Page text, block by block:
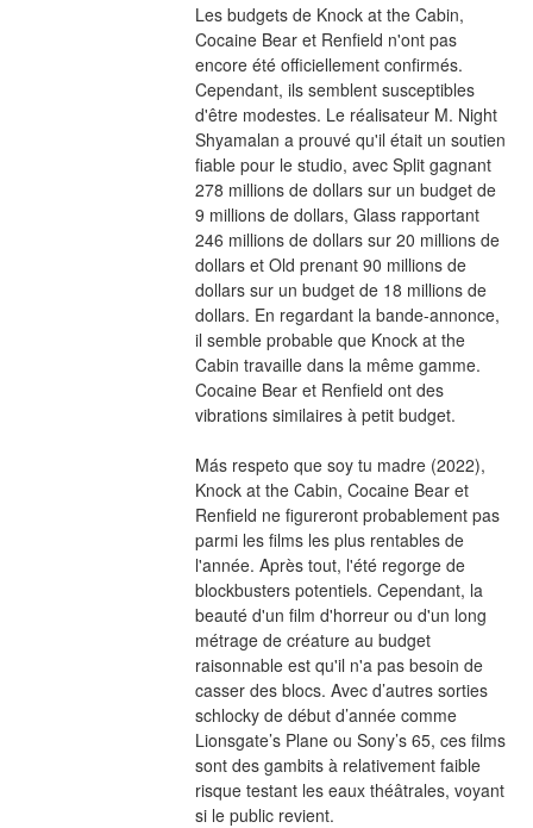
Les budgets de Knock at the Cabin,
Cocaine Bear et Renfield n'ont pas
encore été officiellement confirmés.
Cependant, ils semblent susceptibles
d'être modestes. Le réalisateur M. Night
Shyamalan a prouvé qu'il était un soutien
fiable pour le studio, avec Split gagnant
278 millions de dollars sur un budget de
9 millions de dollars, Glass rapportant
246 millions de dollars sur 20 millions de
dollars et Old prenant 90 millions de
dollars sur un budget de 18 millions de
dollars. En regardant la bande-annonce,
il semble probable que Knock at the
Cabin travaille dans la même gamme.
Cocaine Bear et Renfield ont des
vibrations similaires à petit budget.
Más respeto que soy tu madre (2022),
Knock at the Cabin, Cocaine Bear et
Renfield ne figureront probablement pas
parmi les films les plus rentables de
l'année. Après tout, l'été regorge de
blockbusters potentiels. Cependant, la
beauté d'un film d'horreur ou d'un long
métrage de créature au budget
raisonnable est qu'il n'a pas besoin de
casser des blocs. Avec d’autres sorties
schlocky de début d’année comme
Lionsgate’s Plane ou Sony’s 65, ces films
sont des gambits à relativement faible
risque testant les eaux théâtrales, voyant
si le public revient.